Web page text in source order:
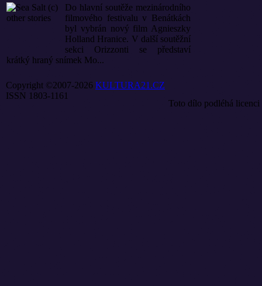
Do hlavní soutěže mezinárodního
filmového festivalu v Benátkách
byl vybrán nový film Agnieszky
Holland Hranice. V další soutěžní
sekci Orizzonti se představí
krátký hraný snímek Mo...
Copyright ©2007-2026 KULTURA21.CZ
ISSN 1803-1161
Toto dílo podléhá licenci